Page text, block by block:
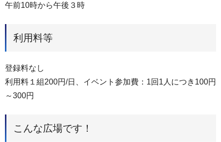
午前10時から午後３時
利用料等
登録料なし
利用料１組200円/日、イベント参加費：1回1人につき100円
～300円
こんな広場です！